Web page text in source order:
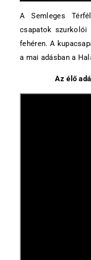
A Semleges
csapatok szurkolói
fehéren. A
a mai adásban a
Az élő